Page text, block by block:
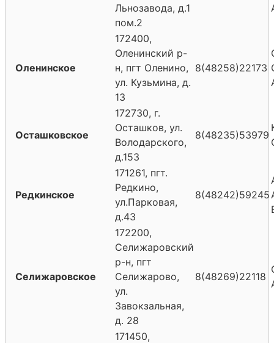
Льнозавода, д.1
пом.2
Оленинское
172400,
Оленинский р-
н, пгт Оленино,
ул. Кузьмина, д.
13
8(48258)22173
Осташковское
172730, г.
Осташков, ул.
Володарского,
д.153
8(48235)53979
Редкинское
171261, пгт.
Редкино,
ул.Парковая,
д.43
8(48242)59245
Селижаровское
172200,
Селижаровский
р-н, пгт
Селижарово,
ул.
Завокзальная,
д. 28
8(48269)22118
171450,